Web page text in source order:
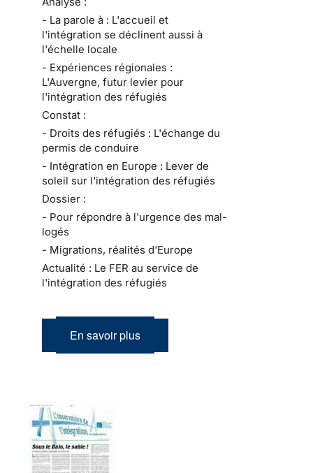
- La parole à : L'accueil et
l'intégration se déclinent aussi à
l'échelle locale
- Expériences régionales :
L'Auvergne, futur levier pour
l'intégration des réfugiés
Constat :
- Droits des réfugiés : L'échange du
permis de conduire
- Intégration en Europe : Lever de
soleil sur l'intégration des réfugiés
Dossier :
- Pour répondre à l'urgence des mal-
logés
- Migrations, réalités d'Europe
Actualité : Le FER au service de
l'intégration des réfugiés
En savoir plus